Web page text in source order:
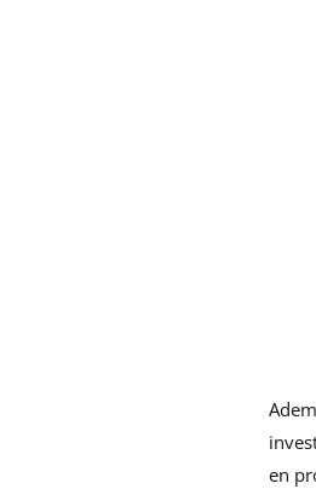
en